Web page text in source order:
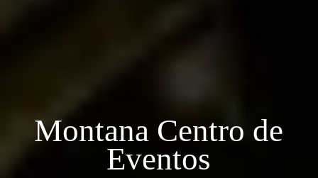
Montana Centro de
Eventos